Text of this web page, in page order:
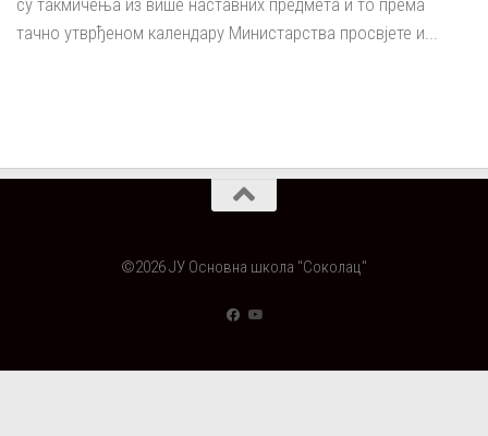
су такмичења из више наставних предмета и то према
тачно утврђеном календару Министарства просвјете и...
©2026 ЈУ Основна школа "Соколац"